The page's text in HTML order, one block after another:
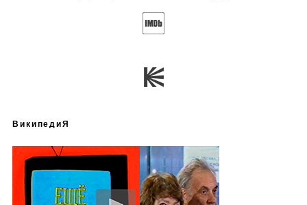
ВикипедиЯ